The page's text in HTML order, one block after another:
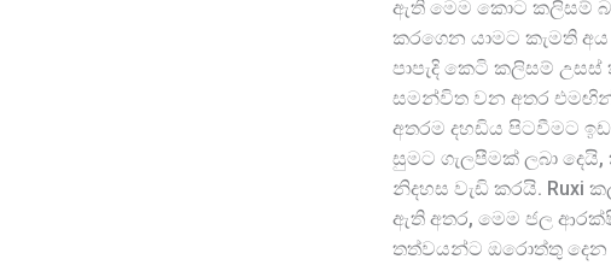
ඇති මෙම කොට කලිසම්
කරගෙන යාමට කැමති
පාපැදි කෙටි කලිසම් උසස්
සමන්විත වන අතර
අතරම දහඩිය පිටවීමට
සුමට ගැලපීමක් ලබා
නිදහස වැඩි කරයි. Ruxi
ඇති අතර, මෙම ජල
තත්වයන්ට ඔරොත්තු